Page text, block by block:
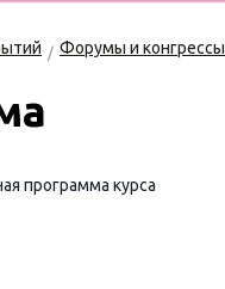
Форумы и конгрессы
программа курса